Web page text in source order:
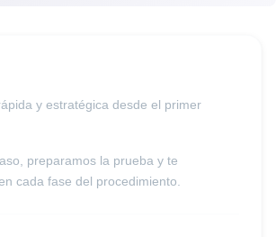
y estratégica desde el primer
preparamos la prueba y te
cada fase del procedimiento.